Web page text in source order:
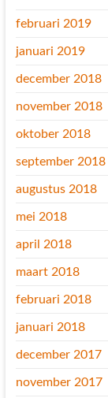
februari 2019
januari 2019
december 2018
november 2018
oktober 2018
september 2018
augustus 2018
mei 2018
april 2018
maart 2018
februari 2018
januari 2018
december 2017
november 2017